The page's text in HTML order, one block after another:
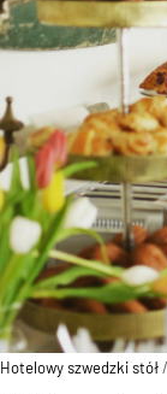
Hotelowy szwedzki stół